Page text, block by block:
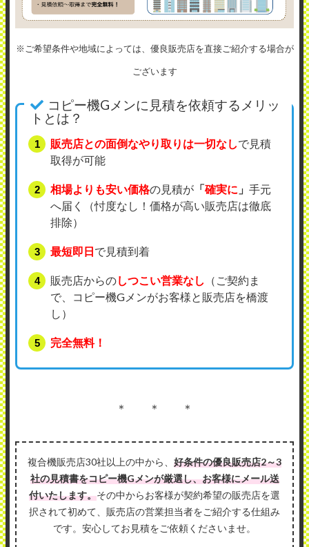
※ご希望条件や地域によっては、優良販売店を直接ご紹介する場合が
ございます
コピー機Gメンに見積を依頼するメリッ
トとは？
販売店との面倒なやり取りは一切なしで見積
取得が可能
相場よりも安い価格の見積が 「確実に 」 手元
へ届く（忖度なし！価格が高い販売店は徹底
排除）
最短即日で見積到着
販売店からのしつこい営業なし
（ご契約ま
で、コピー機Gメンがお客様と販売店を橋渡
し）
完全無料！
＊ ＊ ＊
複合機販売店30社以上の中から、 好条件の優良販売店2～3
社の見積書をコピー機Gメンが厳選し、お客様にメール送
付いたします。その中からお客様が契約希望の販売店を選
択されて初めて、販売店の営業担当者をご紹介する仕組み
です。安心してお見積をご依頼くださいませ。